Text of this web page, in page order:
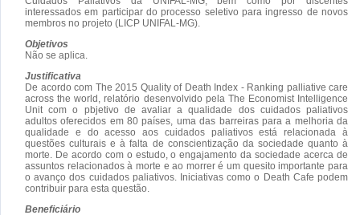
interessados em participar do processo seletivo para ingresso de novos
membros no projeto (LICP UNIFAL-MG).
Objetivos
Não se aplica.
Justificativa
De acordo com The 2015 Quality of Death Index - Ranking palliative care
across the world, relatório desenvolvido pela The Economist Intelligence
Unit com o pbjetivo de avaliar a qualidade dos cuidados paliativos
adultos oferecidos em 80 países, uma das barreiras para a melhoria da
qualidade e do acesso aos cuidados paliativos está relacionada à
questões culturais e à falta de conscientização da sociedade quanto à
morte. De acordo com o estudo, o engajamento da sociedade acerca de
assuntos relacionados à morte e ao morrer é um quesito importante para
o avanço dos cuidados paliativos. Iniciativas como o Death Cafe podem
contribuir para esta questão.
Beneficiário